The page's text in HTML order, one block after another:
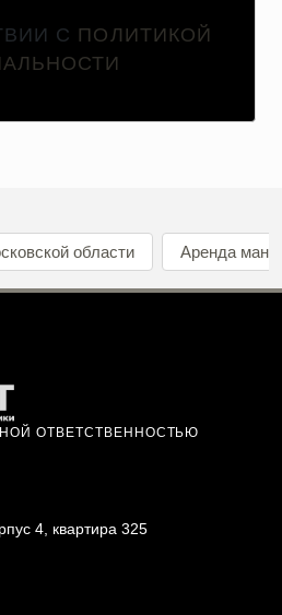
С ПОЛИТИКОЙ
области Аренда
ОТВЕТСТВЕННОСТЬЮ
4, квартира 325